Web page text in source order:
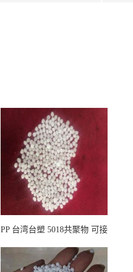
PP 台湾台塑 5018共聚物 可接